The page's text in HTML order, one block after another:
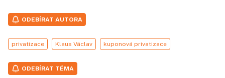
ODEBÍRAT AUTORA
privatizace Klaus Václav kuponová privatizace
ODEBÍRAT TÉMA